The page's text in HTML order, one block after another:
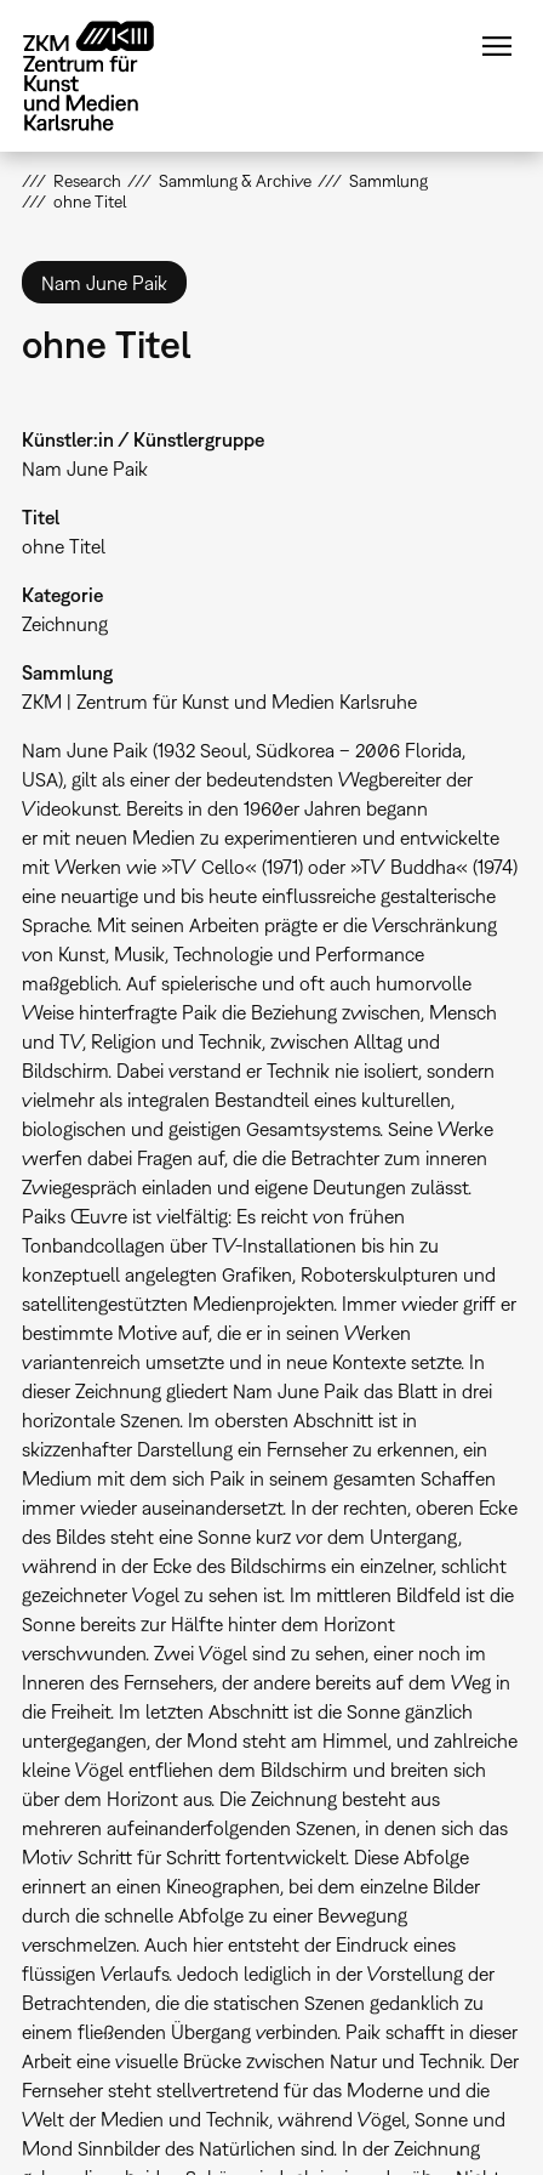
zum
Inhalt
Research Sammlung & Archive
Sammlung
ohne Titel
Nam June Paik
ohne Titel
Künstler:in / Künstlergruppe
Nam June Paik
Titel
ohne Titel
Kategorie
Zeichnung
Sammlung
ZKM | Zentrum für Kunst und Medien Karlsruhe
Nam June Paik (1932 Seoul, Südkorea – 2006 Florida,
USA), gilt als einer der bedeutendsten Wegbereiter der
Videokunst. Bereits in den 1960er Jahren begann
er mit neuen Medien zu experimentieren und entwickelte
mit Werken wie »TV Cello« (1971) oder »TV Buddha« (1974)
eine neuartige und bis heute einflussreiche gestalterische
Sprache. Mit seinen Arbeiten prägte er die Verschränkung
von Kunst, Musik, Technologie und Performance
maßgeblich. Auf spielerische und oft auch humorvolle
Weise hinterfragte Paik die Beziehung zwischen, Mensch
und TV, Religion und Technik, zwischen Alltag und
Bildschirm. Dabei verstand er Technik nie isoliert, sondern
vielmehr als integralen Bestandteil eines kulturellen,
biologischen und geistigen Gesamtsystems. Seine Werke
werfen dabei Fragen auf, die die Betrachter zum inneren
Zwiegespräch einladen und eigene Deutungen zulässt.
Paiks Œuvre ist vielfältig: Es reicht von frühen
Tonbandcollagen über TV-Installationen bis hin zu
konzeptuell angelegten Grafiken, Roboterskulpturen und
satellitengestützten Medienprojekten. Immer wieder griff er
bestimmte Motive auf, die er in seinen Werken
variantenreich umsetzte und in neue Kontexte setzte. In
dieser Zeichnung gliedert Nam June Paik das Blatt in drei
horizontale Szenen. Im obersten Abschnitt ist in
skizzenhafter Darstellung ein Fernseher zu erkennen, ein
Medium mit dem sich Paik in seinem gesamten Schaffen
immer wieder auseinandersetzt. In der rechten, oberen Ecke
des Bildes steht eine Sonne kurz vor dem Untergang,
während in der Ecke des Bildschirms ein einzelner, schlicht
gezeichneter Vogel zu sehen ist. Im mittleren Bildfeld ist die
Sonne bereits zur Hälfte hinter dem Horizont
verschwunden. Zwei Vögel sind zu sehen, einer noch im
Inneren des Fernsehers, der andere bereits auf dem Weg in
die Freiheit. Im letzten Abschnitt ist die Sonne gänzlich
untergegangen, der Mond steht am Himmel, und zahlreiche
kleine Vögel entfliehen dem Bildschirm und breiten sich
über dem Horizont aus. Die Zeichnung besteht aus
mehreren aufeinanderfolgenden Szenen, in denen sich das
Motiv Schritt für Schritt fortentwickelt. Diese Abfolge
erinnert an einen Kineographen, bei dem einzelne Bilder
durch die schnelle Abfolge zu einer Bewegung
verschmelzen. Auch hier entsteht der Eindruck eines
flüssigen Verlaufs. Jedoch lediglich in der Vorstellung der
Betrachtenden, die die statischen Szenen gedanklich zu
einem fließenden Übergang verbinden. Paik schafft in dieser
Arbeit eine visuelle Brücke zwischen Natur und Technik. Der
Fernseher steht stellvertretend für das Moderne und die
Welt der Medien und Technik, während Vögel, Sonne und
Mond Sinnbilder des Natürlichen sind. In der Zeichnung